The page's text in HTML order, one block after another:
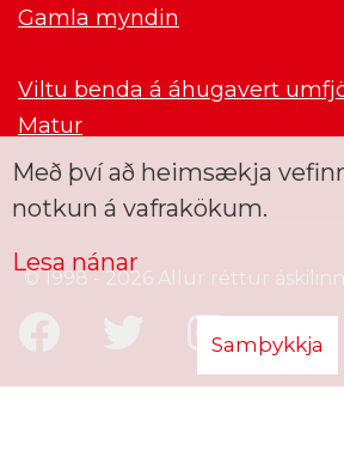
Gamla myndin
Viltu benda á áhugavert
Matur
© 1998 - 2026 Allur réttur áskilinn
Með því að heimsækja
notkun á vafrakökum.
Lesa nánar
Samþykkja